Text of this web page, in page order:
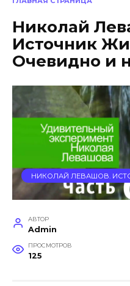
Николай
Источник
Очевидно и
НИКОЛАЙ ЛЕВАШОВ.
АВТОР
Admin
ПРОСМОТРОВ
125